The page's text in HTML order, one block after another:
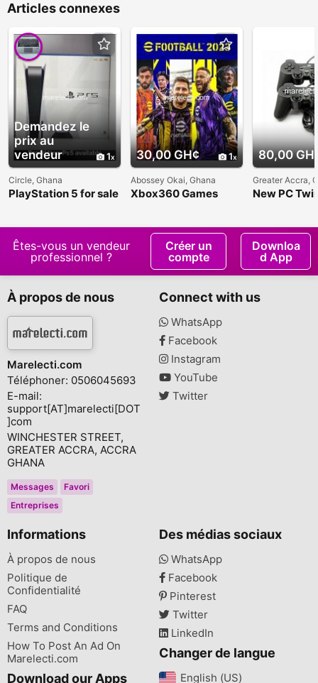
Articles connexes
Demandez le
prix au
vendeur
1
Circle, Ghana
PlayStation 5 for sale
30,00 GH¢ 1
Abossey Okai, Ghana
Xbox360 Games
80,00
Greater Accra,
New PC
Êtes-vous un vendeur
professionnel ?
Créer un
compte
Downloa
d App
À propos de nous
Marelecti.com
Téléphoner: 0506045693
E-mail:
support[AT]marelecti[DOT
]com
WINCHESTER STREET,
GREATER ACCRA, ACCRA
GHANA
Messages
Favori
Entreprises
Connect with us
WhatsApp
Facebook
Instagram
YouTube
Twitter
Informations
À propos de nous
Politique de
Confidentialité
FAQ
Terms and Conditions
How To Post An Ad On
Marelecti.com
Download our Apps
Des médias sociaux
WhatsApp
Facebook
Pinterest
Twitter
LinkedIn
Changer de langue
English (US)‎